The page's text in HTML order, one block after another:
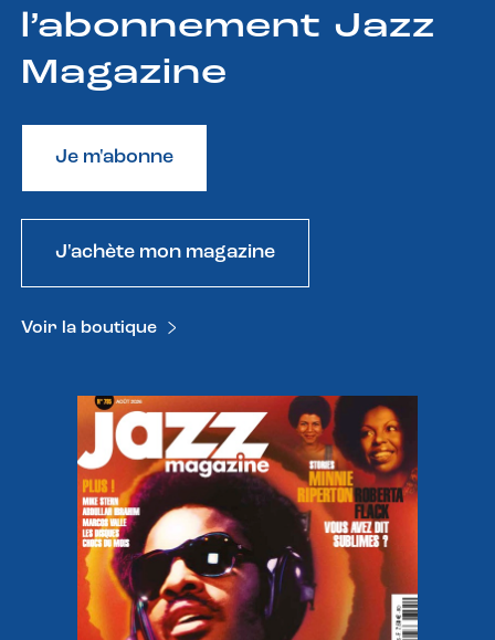
l’abonnement Jazz
Magazine
Je m'abonne
J'achète mon magazine
Voir la boutique